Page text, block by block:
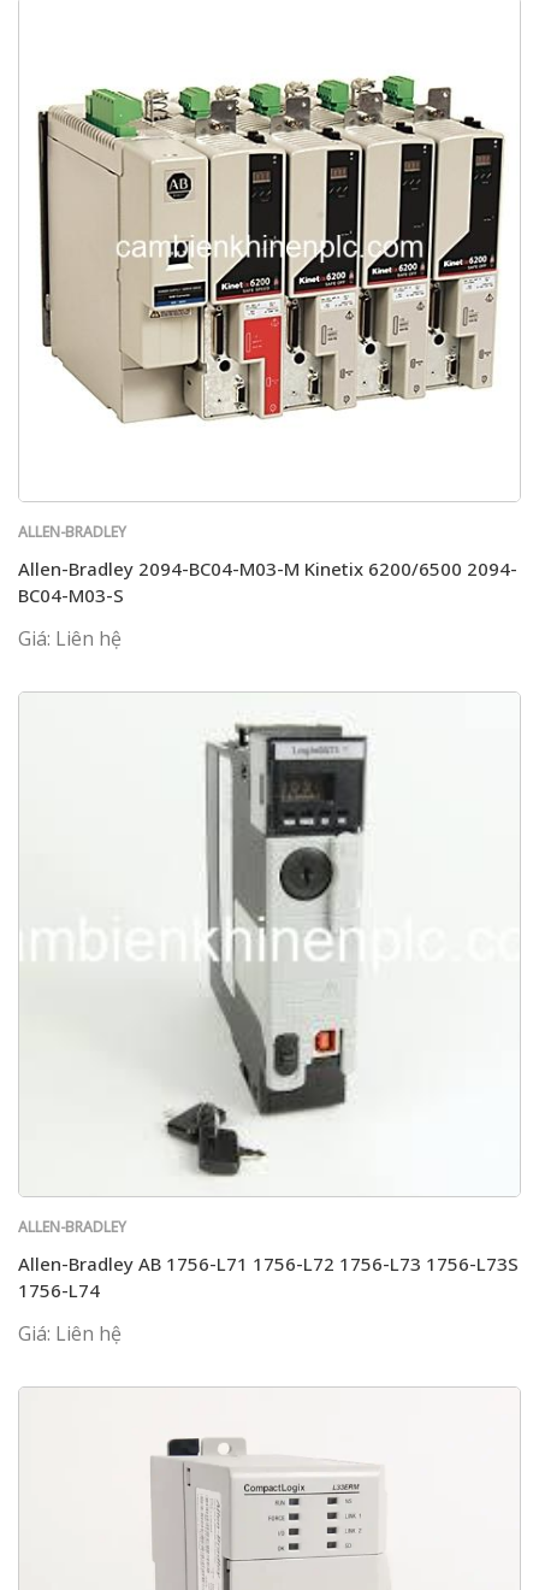
ALLEN-BRADLEY
Allen-Bradley 2094-BC04-M03-M Kinetix 6200/6500 2094-
BC04-M03-S
Giá: Liên hệ
ALLEN-BRADLEY
Allen-Bradley AB 1756-L71 1756-L72 1756-L73 1756-L73S
1756-L74
Giá: Liên hệ